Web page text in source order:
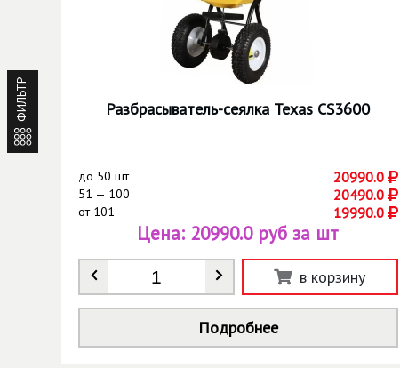
ФИЛЬТР Разбрасыватель-сеялка Texas CS3600
до 50 шт 20990.0
51 — 100 20490.0
от101 19990.0
Количество *
Цена: 20990.0 руб за шт
в корзину
Подробнее